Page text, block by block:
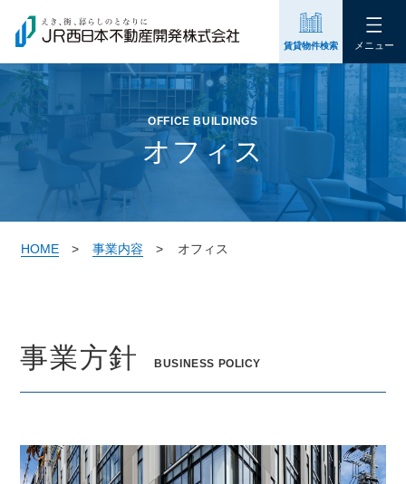
賃貸物件検索 メニュー
OFFICE BUILDINGS
オフィス
HOME 事業内容 オフィス
事業方針BUSINESS POLICY